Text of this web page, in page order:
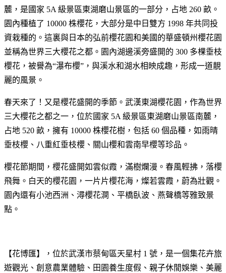
麓，是國家 5A 級景區東湖磨山景區的一部分，占地 260 畝。
園內種植了 10000 株櫻花，大部分是中日雙方 1998 年共同投
資栽種的。這裏與日本的弘前櫻花園和美國的華盛頓州櫻花園
並稱為世界三大櫻花之都。園內湖邊溪旁盛開的 300 多棵垂枝
櫻花，被譽為“瀑布櫻”，與溪水和湖水相映成趣，形成一道靚
麗的風景。
春天來了！又是櫻花盛開的季節。武漢東湖櫻花園，作為世界
三大櫻花之都之一，位於國家 5A 級景區東湖磨山景區南麓，
占地 520 畝，擁有 10000 株櫻花樹，包括 60 個品種，如雨晴
垂枝櫻、八重紅垂枝櫻、關山櫻和雲南早櫻等珍品。
櫻花節期間，櫻花盛開如雲似霞，滿樹爛漫。春風輕拂，落櫻
飛舞。白天的櫻花園，一片片櫻花海，燦若雲霞，蔚為壯觀。
園內還有小池西洲、潯櫻花澗、平橋臥波、燕聲橋等雅致景
點。
【花博匯】，位於武漢市蔡甸區天星村 1 號，是一個集花卉旅
遊觀光、創意農業體驗、田園養生度假、親子休閒娛樂、美麗